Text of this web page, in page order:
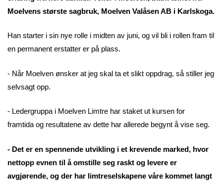
Moelvens største sagbruk, Moelven Valåsen AB i Karlskoga.
Han starter i sin nye rolle i midten av juni, og vil bli i rollen fram til
en permanent erstatter er på plass.
- Når Moelven ønsker at jeg skal ta et slikt oppdrag, så stiller jeg
selvsagt opp.
- Ledergruppa i Moelven Limtre har staket ut kursen for
framtida og resultatene av dette har allerede begynt å vise seg.
- Det er en spennende utvikling i et krevende marked, hvor
nettopp evnen til å omstille seg raskt og levere er
avgjørende, og der har limtreselskapene våre kommet langt